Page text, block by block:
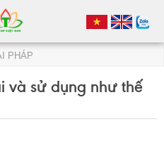
PHÁP
và sử dụng như thế